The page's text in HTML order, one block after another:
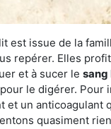
est issue de la
repérer. Elles
et à sucer le sang
le digérer.
un anticoagulant
quasiment